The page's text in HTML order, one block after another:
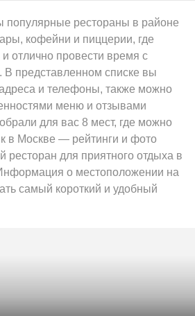
популярные рестораны в районе
кофейни и пиццерии, где
отлично провести время с
В представленном списке вы
и телефоны, также можно
меню и отзывами
для вас 8 мест, где можно
в Москве — рейтинги и фото
ресторан для приятного отдыха в
о местоположении на
самый короткий и удобный